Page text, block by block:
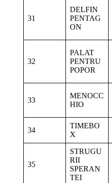
31
DELFIN
PENTAG
ON
32
PALAT
PENTRU
POPOR
33
MENOCC
HIO
34
TIMEBO
X
35
STRUGU
RII
SPERAN
TEI